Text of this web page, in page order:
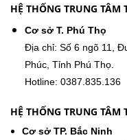
HỆ THỐNG TRUNG TÂM
Cơ sở T. Phú Thọ
Địa chỉ: Số 6 ngõ 11,
Phúc, Tỉnh Phú Thọ.
Hotline: 0387.835.136
HỆ THỐNG TRUNG TÂM
Cơ sở TP. Bắc Ninh